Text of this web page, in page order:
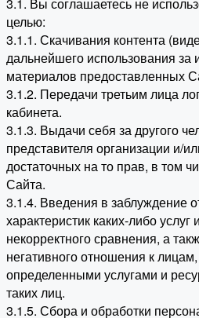
целью:
3.1.1. Скачивания контента
дальнейшего использования за
материалов предоставленных
3.1.2. Передачи третьим лица
кабинета.
3.1.3. Выдачи себя за другого
представителя организации и/
достаточных на то прав, в том
Сайта.
3.1.4. Введения в заблуждение
характеристик каких-либо услуг
некорректного сравнения, а
негативного отношения к
определенными услугами и
таких лиц.
3.1.5. Сбора и обработки